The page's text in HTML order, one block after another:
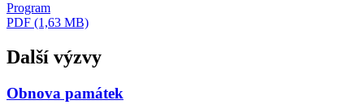
Program
PDF (1,63 MB)
Další výzvy
Obnova památek